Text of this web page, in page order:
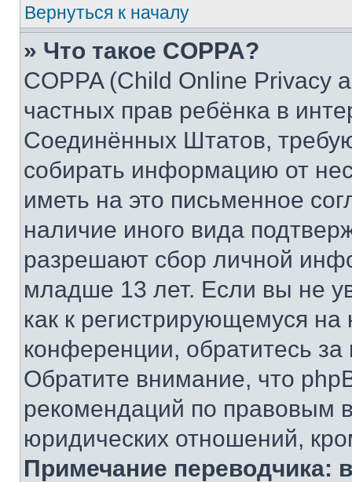
Вернуться к началу
» Что такое COPPA?
COPPA (Child Online Privacy
частных прав ребёнка в
Соединённых Штатов,
собирать информацию от
иметь на это письменное
наличие иного вида
разрешают сбор личной
младше 13 лет. Если вы не
как к регистрирующемуся
конференции, обратитесь
Обратите внимание, что
рекомендаций по правовым
юридических отношений,
Примечание переводчика: